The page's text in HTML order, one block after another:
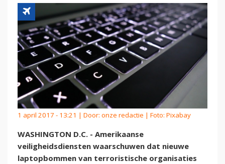
1 april 2017 - 13:21 | Door: onze redactie | Foto: Pixabay
WASHINGTON D.C. - Amerikaanse
veiligheidsdiensten waarschuwen dat nieuwe
laptopbommen van terroristische organisaties